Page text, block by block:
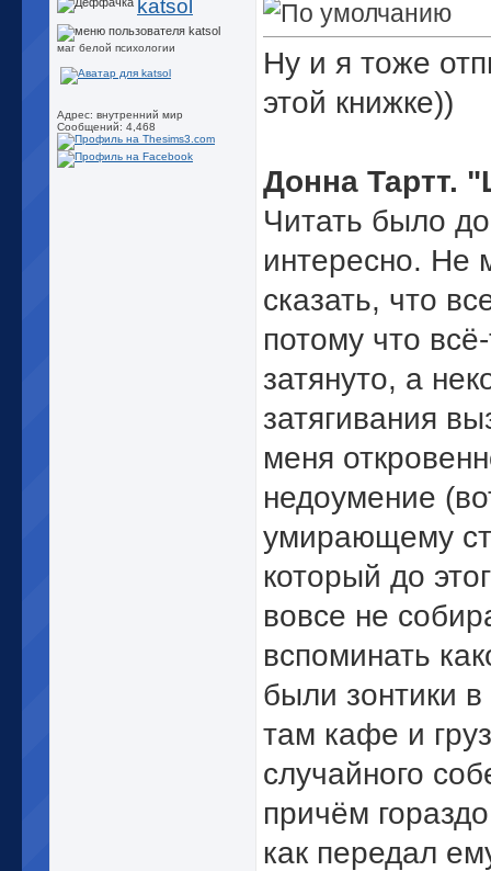
katsol
маг белой психологии
Адрес: внутренний мир
Сообщений: 4,468
Ну и я тоже
этой книжке))
Донна Тартт.
Читать было
интересно. Не
сказать, что
потому что
затянуто, а
затягивания
меня
недоумение
умирающему
который до
вовсе не
вспоминать
были зонтики в
там кафе и
случайного
причём
как передал